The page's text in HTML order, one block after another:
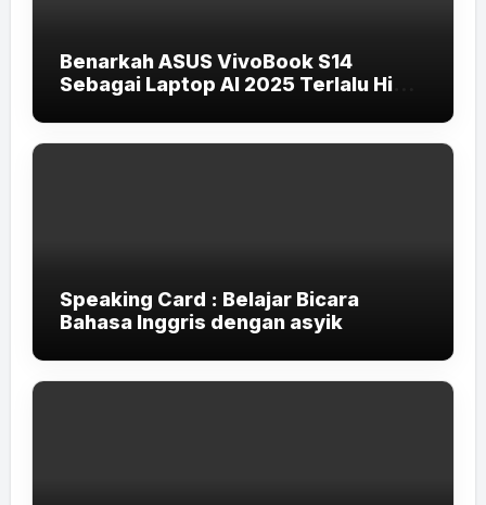
Benarkah ASUS VivoBook S14
Sebagai Laptop AI 2025 Terlalu High-
Speaking Card : Belajar Bicara
Bahasa Inggris dengan asyik